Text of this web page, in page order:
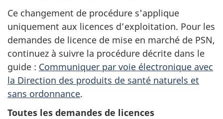
Ce changement de procédure s'applique
uniquement aux licences d’exploitation. Pour les
demandes de licence de mise en marché de PSN,
continuez à suivre la procédure décrite dans le
guide : Communiquer par voie électronique avec
la Direction des produits de santé naturels et
sans ordonnance.
Toutes les demandes de licences